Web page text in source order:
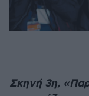
Σκηνή 3η,